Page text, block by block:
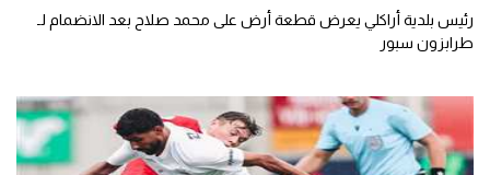
رئيس بلدية أراكلي يعرض قطعة أرض على محمد صلاح بعد الانضمام لـ
طرابزون سبور